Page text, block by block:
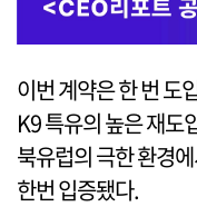
이번 계약은 한 번 도
K9 특유의 높은 재도
북유럽의 극한 환경
한번 입증됐다.